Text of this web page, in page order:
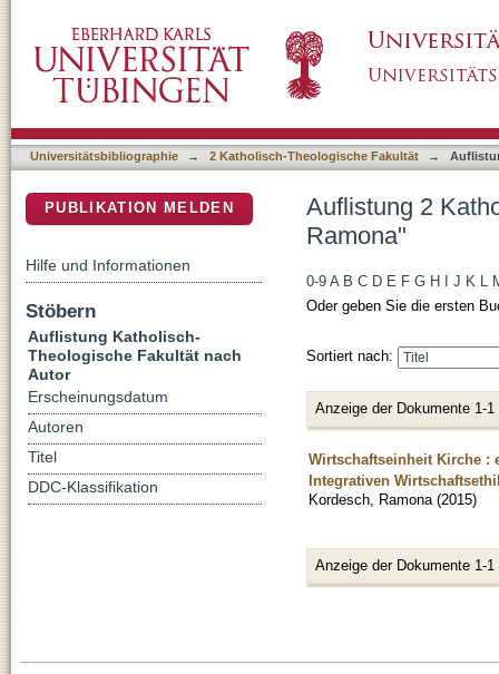
Universitätsbibliographie → 2 Katholisch-Theologische Fakultät →
Auflistung 2
Ramona"
0-9 A B C D E F G H J K L
Oder geben Sie die ersten
Sortiert nach:
Anzeige der Dokumente 1-1
Wirtschaftseinheit Kirche :
Integrativen
Kordesch, Ramona (2015)
Anzeige der Dokumente 1-1
PUBLIKATION MELDEN
Hilfe und Informationen
Stöbern
Auflistung Katholisch-
Theologische Fakultät nach
Autor
Erscheinungsdatum
Autoren
Titel
DDC-Klassifikation